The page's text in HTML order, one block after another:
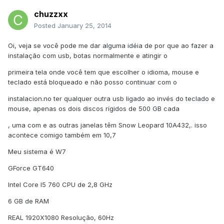
chuzzxx
Posted January 25, 2014
Oi, veja se você pode me dar alguma idéia de por que ao fazer a
instalação com usb, botas normalmente e atingir o
primeira tela onde você tem que escolher o idioma, mouse e
teclado está bloqueado e não posso continuar com o
instalacion.no ter qualquer outra usb ligado ao invés do teclado e
mouse, apenas os dois discos rígidos de 500 GB cada
, uma com e as outras janelas têm Snow Leopard 10A432,. isso
acontece comigo também em 10,7
Meu sistema é W7
GForce GT640
Intel Core I5 760 CPU de 2,8 GHz
6 GB de RAM
REAL 1920X1080 Resolução, 60Hz